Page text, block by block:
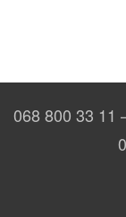
068 800 33